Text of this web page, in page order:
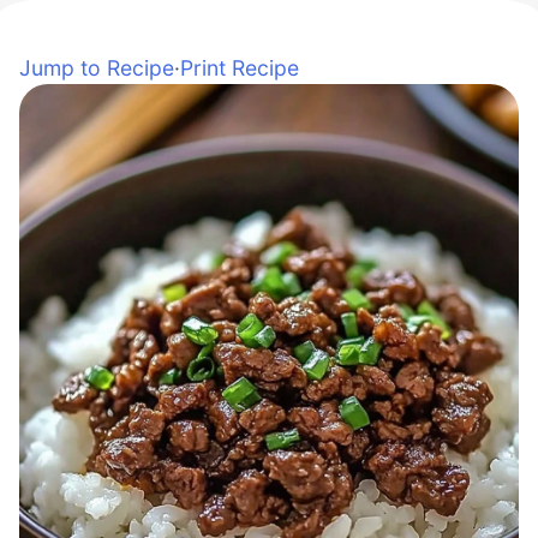
Jump to Recipe·Print Recipe